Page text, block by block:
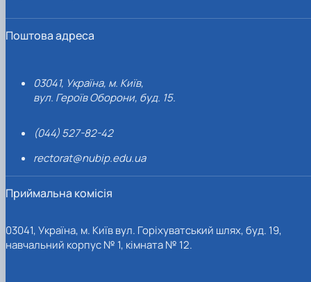
Поштова адреса
03041, Україна, м. Київ,
вул. Героїв Оборони, буд. 15.
(044) 527-82-42
rectorat@nubip.edu.ua
Приймальна комісія
03041, Україна, м. Київ вул. Горіхуватський шлях, буд. 19,
навчальний корпус № 1, кімната № 12.